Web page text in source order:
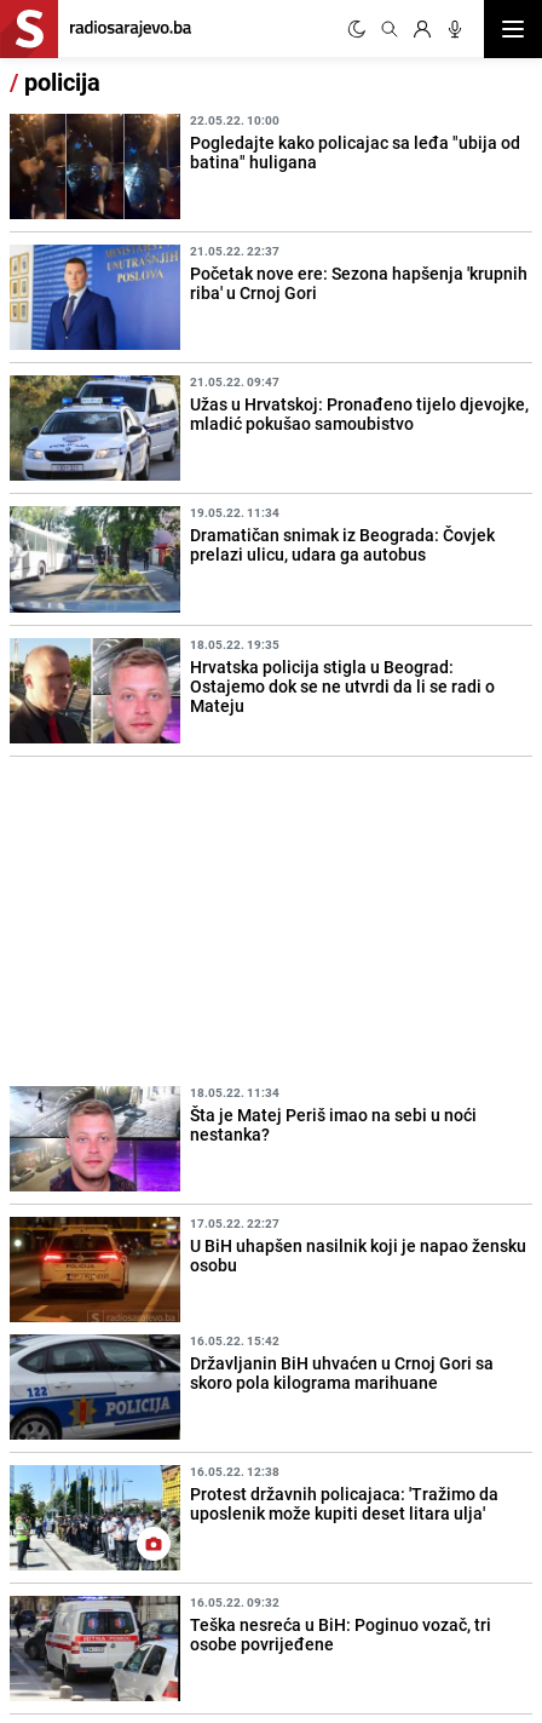
/ policija
22.05.22. 10:00
Pogledajte kako policajac sa leđa "ubija od
batina" huligana
21.05.22. 22:37
Početak nove ere: Sezona hapšenja 'krupnih
riba' u Crnoj Gori
21.05.22. 09:47
Užas u Hrvatskoj: Pronađeno tijelo djevojke,
mladić pokušao samoubistvo
19.05.22. 11:34
Dramatičan snimak iz Beograda: Čovjek
prelazi ulicu, udara ga autobus
18.05.22. 19:35
Hrvatska policija stigla u Beograd:
Ostajemo dok se ne utvrdi da li se radi o
Mateju
18.05.22. 11:34
Šta je Matej Periš imao na sebi u noći
nestanka?
17.05.22. 22:27
U BiH uhapšen nasilnik koji je napao žensku
osobu
16.05.22. 15:42
Državljanin BiH uhvaćen u Crnoj Gori sa
skoro pola kilograma marihuane
16.05.22. 12:38
Protest državnih policajaca: 'Tražimo da
uposlenik može kupiti deset litara ulja'
16.05.22. 09:32
Teška nesreća u BiH: Poginuo vozač, tri
osobe povrijeđene